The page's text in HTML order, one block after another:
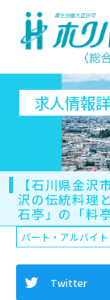
求人情報
【石川県金沢
沢の伝統料理
石亭」の「料
パート・アルバイト
Twitter